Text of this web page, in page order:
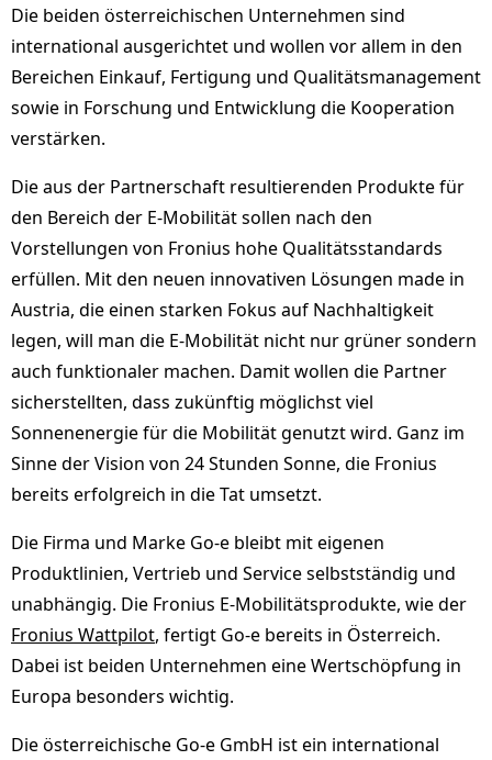
Die beiden österreichischen Unternehmen sind
international ausgerichtet und wollen vor allem in den
Bereichen Einkauf, Fertigung und Qualitätsmanagement
sowie in Forschung und Entwicklung die Kooperation
verstärken.
Die aus der Partnerschaft resultierenden Produkte für
den Bereich der E-Mobilität sollen nach den
Vorstellungen von Fronius hohe Qualitätsstandards
erfüllen. Mit den neuen innovativen Lösungen made in
Austria, die einen starken Fokus auf Nachhaltigkeit
legen, will man die E-Mobilität nicht nur grüner sondern
auch funktionaler machen. Damit wollen die Partner
sicherstellten, dass zukünftig möglichst viel
Sonnenenergie für die Mobilität genutzt wird. Ganz im
Sinne der Vision von 24 Stunden Sonne, die Fronius
bereits erfolgreich in die Tat umsetzt.
Die Firma und Marke Go-e bleibt mit eigenen
Produktlinien, Vertrieb und Service selbstständig und
unabhängig. Die Fronius E-Mobilitätsprodukte, wie der
Fronius Wattpilot, fertigt Go-e bereits in Österreich.
Dabei ist beiden Unternehmen eine Wertschöpfung in
Europa besonders wichtig.
Die österreichische Go-e GmbH ist ein international